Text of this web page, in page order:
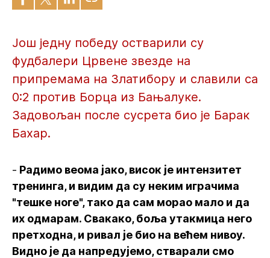
Још једну победу остварили су
фудбалери Црвене звезде на
припремама на Златибору и славили са
0:2 против Борца из Бањалуке.
Задовољан после сусрета био је Барак
Бахар.
- Радимо веома јако, висок је интензитет
тренинга, и видим да су неким играчима
"тешке ноге", тако да сам морао мало и да
их одмарам. Свакако, боља утакмица него
претходна, и ривал је био на већем нивоу.
Видно је да напредујемо, стварали смо